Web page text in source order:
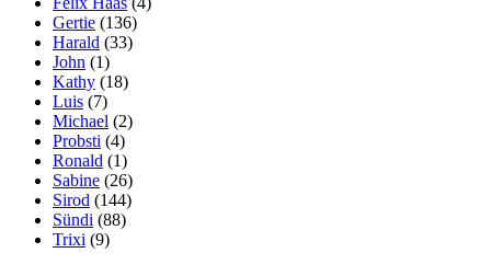
Gertie (136)
Harald (33)
John (1)
Kathy (18)
Luis (7)
Michael (2)
Probsti (4)
Ronald (1)
Sabine (26)
Sirod (144)
Sündi (88)
Trixi (9)